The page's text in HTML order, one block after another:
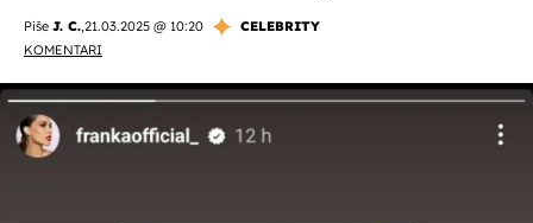
Piše J. C.,21.03.2025 @ 10:20
CELEBRITY
KOMENTARI
OMOGUĆI OBAVIJESTI